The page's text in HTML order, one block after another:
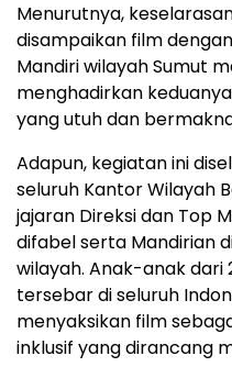
Menurutnya,
disampaikan film
Mandiri wilayah Sumut
menghadirkan
yang utuh dan
Adapun, kegiatan ini
seluruh Kantor Wilayah
jajaran Direksi dan Top
difabel serta Mandirian
wilayah. Anak-anak
tersebar di seluruh
menyaksikan film
inklusif yang dirancang